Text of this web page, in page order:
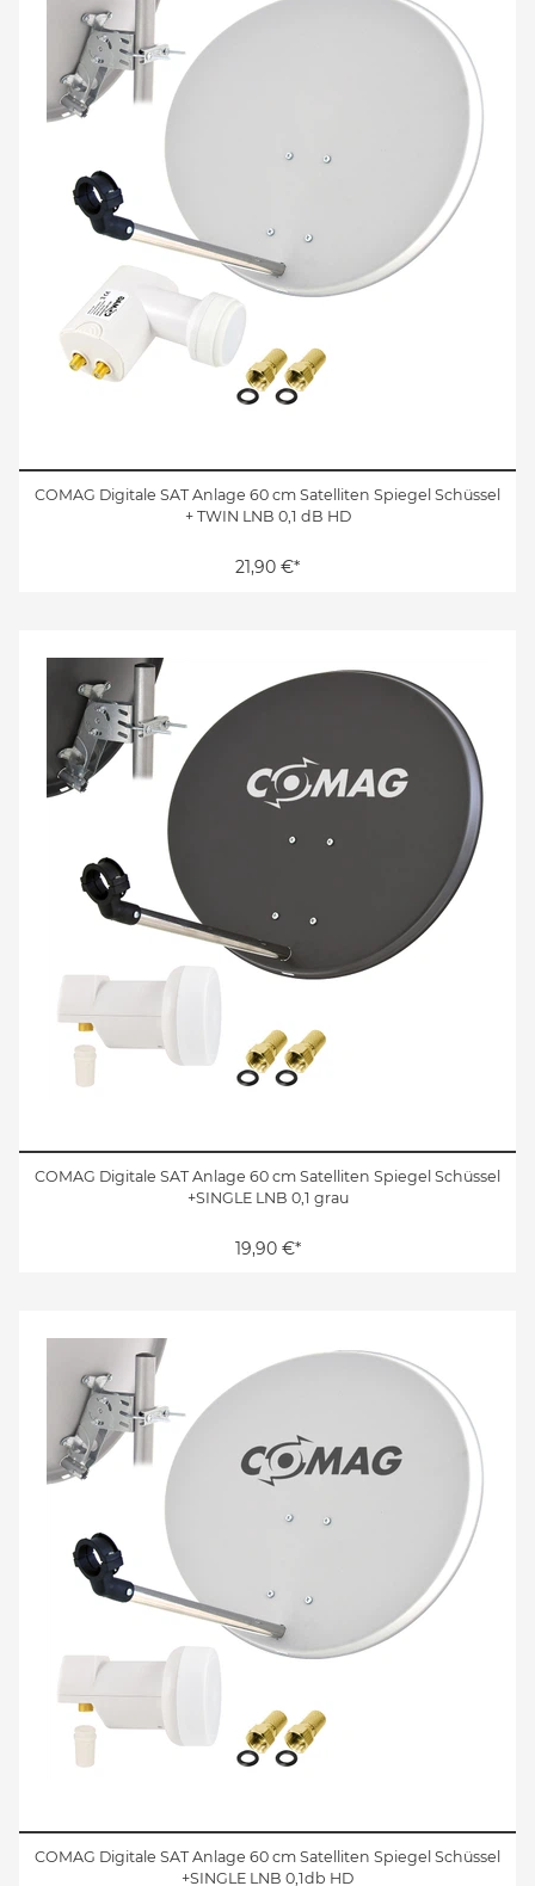
COMAG Digitale SAT Anlage 60 cm Satelliten Spiegel Schüssel
+ TWIN LNB 0,1 dB HD
21,90 €*
COMAG Digitale SAT Anlage 60 cm Satelliten Spiegel Schüssel
+SINGLE LNB 0,1 grau
19,90 €*
COMAG Digitale SAT Anlage 60 cm Satelliten Spiegel Schüssel
+SINGLE LNB 0,1db HD